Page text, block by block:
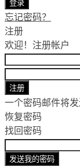
忘记密码？
注册
欢迎！ 注册帐户
一个密码邮件将发
恢复密码
找回密码